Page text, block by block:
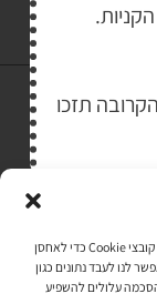
כדי לספק חוויית משתמש מיטבית, אנו משתמשים בטכנולוגיות כמו קובצי Cookie כדי לאחסן
לנו לעבד נתונים כגון
עלולים להשפיע
תזכו